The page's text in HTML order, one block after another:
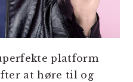
platform
at høre til og